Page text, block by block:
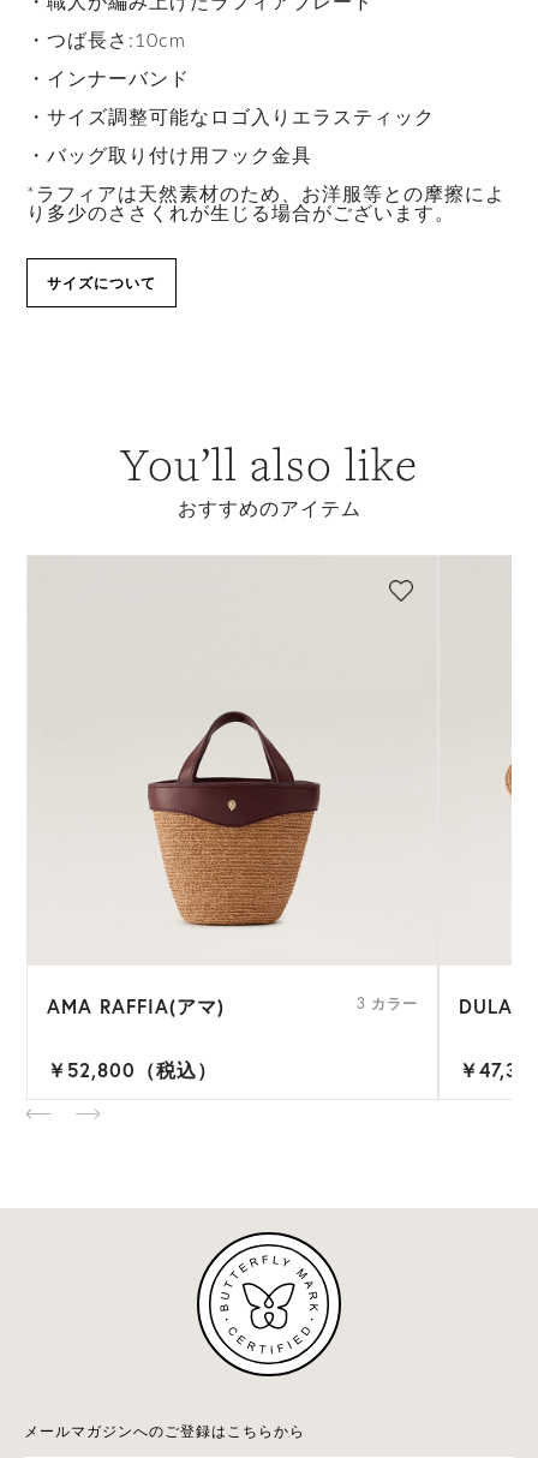
・つば長さ:10cm
・インナーバンド
・サイズ調整可能なロゴ入りエラスティック
・バッグ取り付け用フック金具
*ラフィアは天然素材のため、お洋服等との摩擦によ
り多少のささくれが生じる場合がございます。
サイズについて
You’ll also like
おすすめのアイテム
AMA RAFFIA(アマ) 3 カラー
￥52,800（税込） ￥
メールマガジンへのご登録はこちらから